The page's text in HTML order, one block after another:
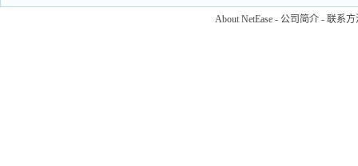
About NetEase - 公司简介 - 联系方